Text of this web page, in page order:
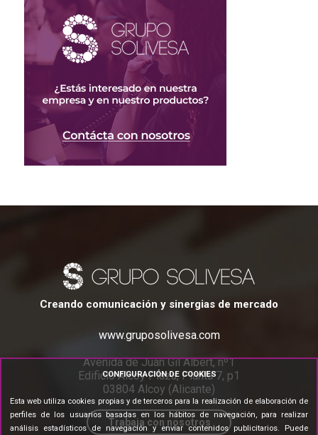
Creando comunicación y sinergias de mercado
www.gruposolivesa.com
Avenida de Juan Gil Albert, nº1
Edificio Alcoy Plaza, Planta 7, p1
03804 Alcoy (Alicante)
Trabaja con nosotros
CONFIGURACIÓN DE COOKIES
Esta web utiliza cookies propias y de terceros para la realización de elaboración de
perfiles de los usuarios basadas en los hábitos de navegación, para realizar
análisis estadísticos de navegación y enviar contenidos publicitarios. Puede